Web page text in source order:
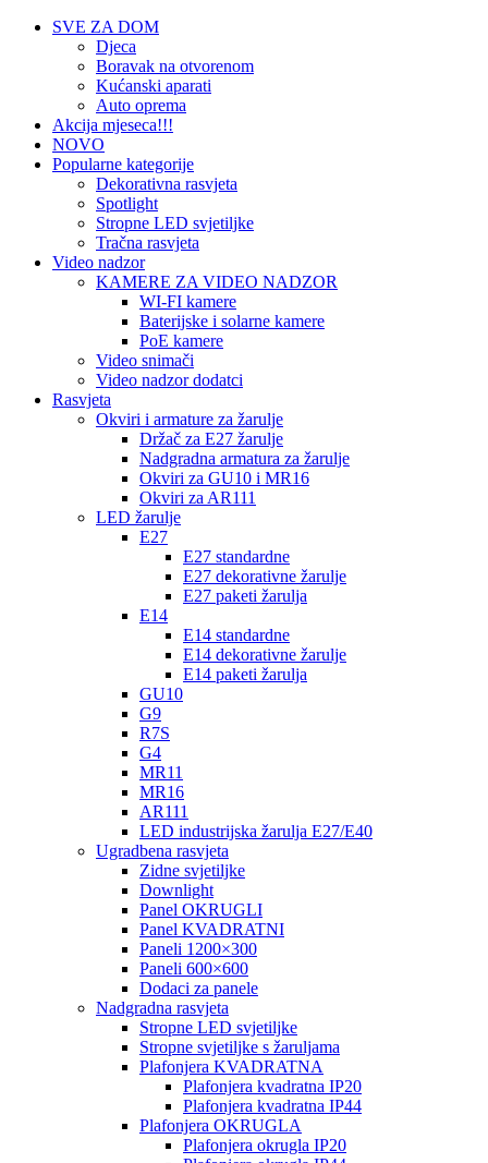
SVE ZA DOM
Djeca
Boravak na otvorenom
Kućanski aparati
Auto oprema
Akcija mjeseca!!!
NOVO
Popularne kategorije
Dekorativna rasvjeta
Spotlight
Stropne LED svjetiljke
Tračna rasvjeta
Video nadzor
KAMERE ZA VIDEO NADZOR
WI-FI kamere
Baterijske i solarne kamere
PoE kamere
Video snimači
Video nadzor dodatci
Rasvjeta
Okviri i armature za žarulje
Držač za E27 žarulje
Nadgradna armatura za žarulje
Okviri za GU10 i MR16
Okviri za AR111
LED žarulje
E27
E27 standardne
E27 dekorativne žarulje
E27 paketi žarulja
E14
E14 standardne
E14 dekorativne žarulje
E14 paketi žarulja
GU10
G9
R7S
G4
MR11
MR16
AR111
LED industrijska žarulja E27/E40
Ugradbena rasvjeta
Zidne svjetiljke
Downlight
Panel OKRUGLI
Panel KVADRATNI
Paneli 1200×300
Paneli 600×600
Dodaci za panele
Nadgradna rasvjeta
Stropne LED svjetiljke
Stropne svjetiljke s žaruljama
Plafonjera KVADRATNA
Plafonjera kvadratna IP20
Plafonjera kvadratna IP44
Plafonjera OKRUGLA
Plafonjera okrugla IP20